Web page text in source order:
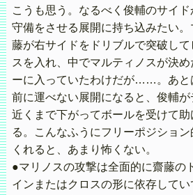
こうも思う。なるべく俊輔のサイ
守備をさせる展開に持ち込みたい
藤が右サイドをドリブルで突破し
スを入れ、中でマルティノスが決
ーに入っていたわけだが……。あと
前に運べない展開になると、俊輔
近くまで下がってボールを受けて
る。こんなふうにフリーポジショ
くれると、あまり怖くない。
●マリノスの攻撃は全面的に齋藤の
インまたはクロスの形に依存して